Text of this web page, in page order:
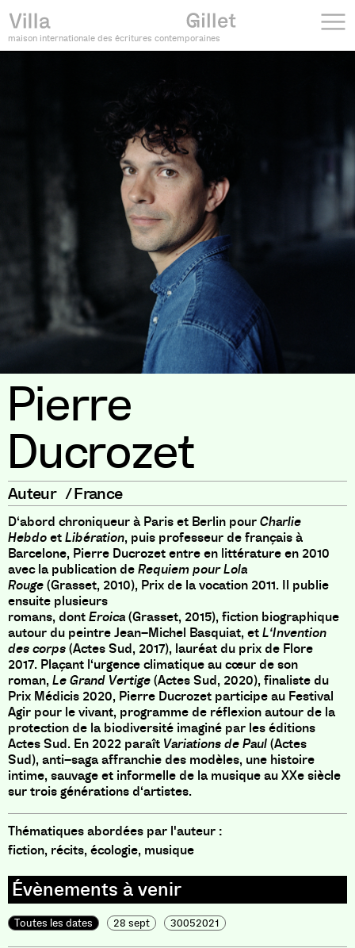
maison internationale des écritures contemporaines
Pierre
Ducrozet
Auteur /France
D‘abord chroniqueur à Paris et Berlin pourCharlie
HebdoetLibération, puis professeur de français à
Barcelone, Pierre Ducrozet entre en littérature en 2010
avec la publication deRequiem pour Lola
Rouge(Grasset, 2010), Prix de la vocation 2011. Il publie
ensuite plusieurs
romans, dontEroica(Grasset, 2015),fiction biographique
autour du peintre Jean–Michel Basquiat,etL‘Invention
des corps(Actes Sud, 2017), lauréat du prix de Flore
2017. Plaçant l‘urgence climatique au cœur de son
roman,Le Grand Vertige(Actes Sud, 2020),finaliste du
Prix Médicis 2020, Pierre Ducrozet participe au Festival
Agir pour le vivant, programme de réflexion autour de la
protection de la biodiversité imaginé par les éditions
Actes Sud. En 2022 paraît Variations de Paul(Actes
Sud),anti–saga affranchie des modèles, une histoire
intime,sauvage et informelle de la musique au XXe siècle
sur trois générations d‘artistes.
Thématiques abordées par l'auteur :
fiction, récits, écologie, musique
Toutes les dates 28 sept 30052021